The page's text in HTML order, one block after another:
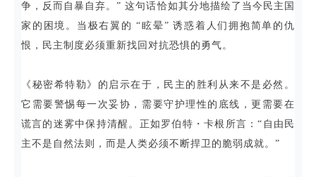
争，反而自暴自弃。” 这句话恰如其分地描绘了当今民主国
家的困境。当极右翼的 “眩晕” 诱惑着人们拥抱简单的仇
恨，民主制度必须重新找回对抗恐惧的勇气。
《秘密希特勒》的启示在于，民主的胜利从来不是必然。
它需要警惕每一次妥协，需要守护理性的底线，更需要在
谎言的迷雾中保持清醒。正如罗伯特・卡根所言：“自由民
主不是自然法则，而是人类必须不断捍卫的脆弱成就。”